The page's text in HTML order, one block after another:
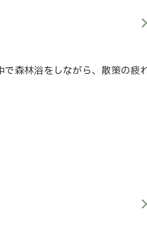
森林浴をしながら、散策の疲